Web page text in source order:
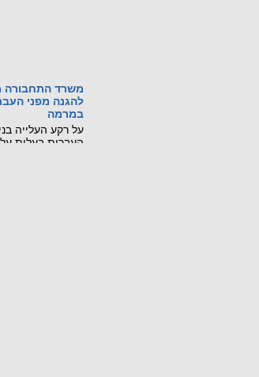
משרד התחבורה
להגנה מפני
במרמה
על רקע העלייה
העברות בעלות